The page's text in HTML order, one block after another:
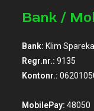
Bank /
Bank: Klim
Regr.nr.: 9135
Kontonr.:
MobilePay: 48050